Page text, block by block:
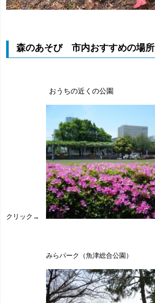
森のあそび 市内おすすめの場所
おうちの近くの公園
クリック→
みらパーク（魚津総合公園）